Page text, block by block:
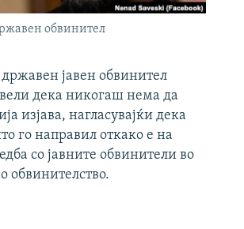
обвинител
јавен обвинител
дека никогаш нема да
изјава, нагласувајќи дека
го направил откако е на
со јавните обвинители во
обвинителство.